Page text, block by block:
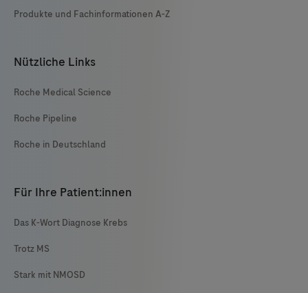
Produkte und Fachinformationen A-Z
Nützliche Links
Roche Medical Science
Roche Pipeline
Roche in Deutschland
Für Ihre Patient:innen
Das K-Wort Diagnose Krebs
Trotz MS
Stark mit NMOSD